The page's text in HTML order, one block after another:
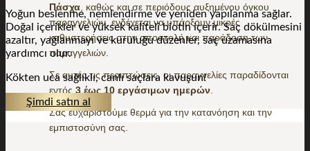
Πάσχα , καθώς και σε περιόδους αυξημένου όγκου
παραγγελιών, ενδέχεται να υπάρξουν μικρές
καθυστερήσεις στην αποστολή και παράδοση των
παραγγελιών.
Σε αυτές τις περιπτώσεις, οι παραγγελίες παραδίδονται
εντός 3 έως 10 εργάσιμων ημερών
Σας ευχαριστούμε θερμά για την κατανόηση και την
εμπιστοσύνη σας.
Yoğun beslenme, nemlendirme ve yeniden yapılanma sağlar.
Doğal içerikler ve yüksek kaliteli biotin içerir. Saç dökülmesini
azaltır, yağlanmayı ve kuruluğu düzenler, saç uzamasına
yardımcı olur.
Kökten uca sağlıklı, canlı saçlara kavuşun!
Şimdi satın al